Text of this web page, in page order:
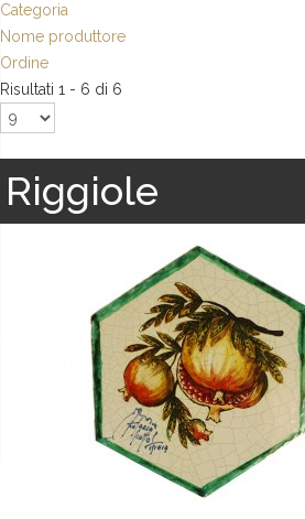
Categoria
Nome produttore
Ordine
Risultati 1 - 6 di 6
Riggiole